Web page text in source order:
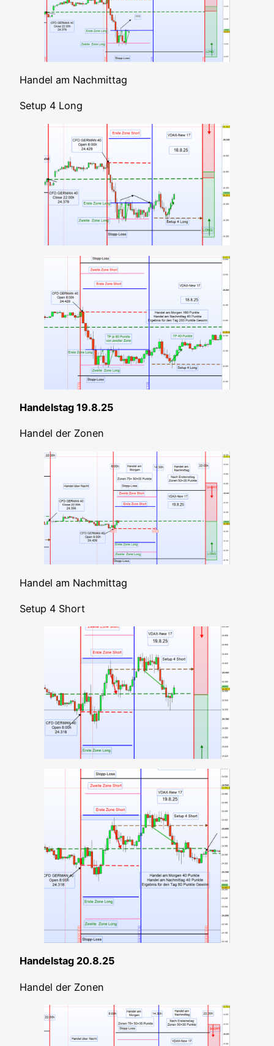
Han­del am Nachmittag
Set­up 4 Long
Han­dels­tag 19.8.25
Han­del der Zonen
Han­del am Nachmittag
Set­up 4 Short
Han­dels­tag 20.8.25
Han­del der Zonen